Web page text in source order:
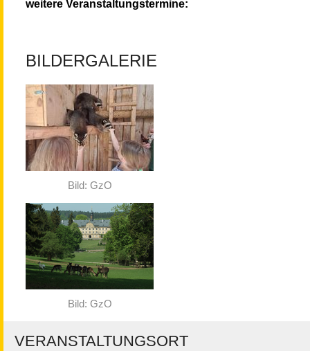
weitere Veranstaltungstermine:
BILDERGALERIE
Bild: GzO
Bild: GzO
VERANSTALTUNGSORT